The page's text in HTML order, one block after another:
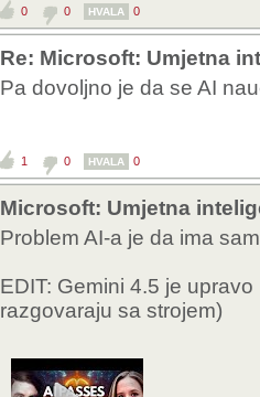
0 0 HVALA 0
Re: Microsoft: Umjetna
Pa dovoljno je da se AI
1 0 HVALA 0
Microsoft: Umjetna
Problem AI-a je da ima
EDIT: Gemini 4.5 je
razgovaraju sa strojem)